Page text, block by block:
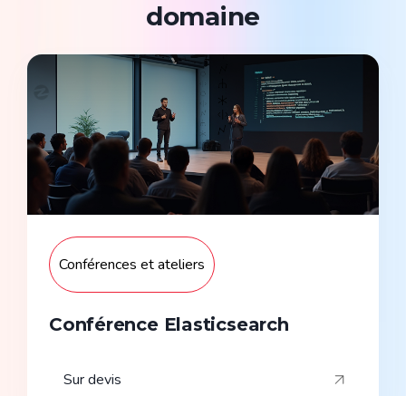
domaine
Conférences et ateliers
Conférence Elasticsearch
Sur devis